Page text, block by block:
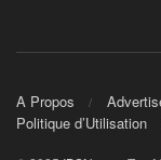
A Propos
Politique d’Utilisation